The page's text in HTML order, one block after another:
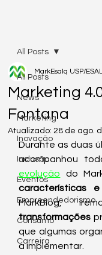
All Posts
News
Marketing
Inovação
Inclusão
Eventos
Empreendedorismo
Consumo
Carreira
All Posts
Marketing
Fontana
MarkEsalq USP/
Atualizado: 28 de ago.
Durante as duas
acompanhou
evolução
características
transformações
que algumas
a implementar.